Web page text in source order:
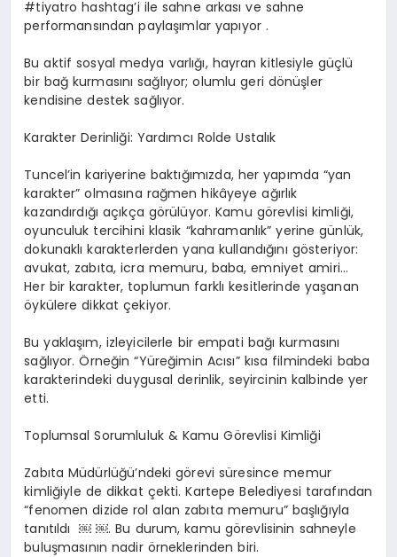
#tiyatro hashtag’i ile sahne arkası ve sahne
performansından paylaşımlar yapıyor .
Bu aktif sosyal medya varlığı, hayran kitlesiyle güçlü
bir bağ kurmasını sağlıyor; olumlu geri dönüşler
kendisine destek sağlıyor.
Karakter Derinliği: Yardımcı Rolde Ustalık
Tuncel’in kariyerine baktığımızda, her yapımda “yan
karakter” olmasına rağmen hikâyeye ağırlık
kazandırdığı açıkça görülüyor. Kamu görevlisi kimliği,
oyunculuk tercihini klasik “kahramanlık” yerine günlük,
dokunaklı karakterlerden yana kullandığını gösteriyor:
avukat, zabıta, icra memuru, baba, emniyet amiri…
Her bir karakter, toplumun farklı kesitlerinde yaşanan
öykülere dikkat çekiyor.
Bu yaklaşım, izleyicilerle bir empati bağı kurmasını
sağlıyor. Örneğin “Yüreğimin Acısı” kısa filmindeki baba
karakterindeki duygusal derinlik, seyircinin kalbinde yer
etti.
Toplumsal Sorumluluk & Kamu Görevlisi Kimliği
Zabıta Müdürlüğü’ndeki görevi süresince memur
kimliğiyle de dikkat çekti. Kartepe Belediyesi tarafından
“fenomen dizide rol alan zabıta memuru” başlığıyla
tanıtıldı￼ ￼. Bu durum, kamu görevlisinin sahneyle
buluşmasının nadir örneklerinden biri.